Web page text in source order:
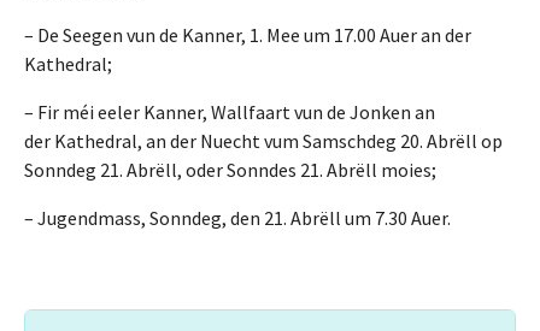
– De Seegen vun de Kanner, 1. Mee um 17.00 Auer an der
Kathedral;
– Fir méi eeler Kanner, Wallfaart vun de Jonken an
der Kathedral, an der Nuecht vum Samschdeg 20. Abrëll op
Sonndeg 21. Abrëll, oder Sonndes 21. Abrëll moies;
– Jugendmass, Sonndeg, den 21. Abrëll um 7.30 Auer.